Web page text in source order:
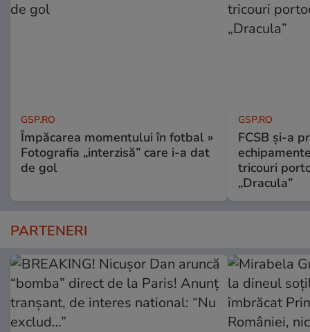
GSP.RO
Împăcarea momentului în fotbal »
Fotografia „interzisă” care i-a dat
de gol
GSP.RO
FCSB și-a
tricouri
„Dracula”
PARTENERI